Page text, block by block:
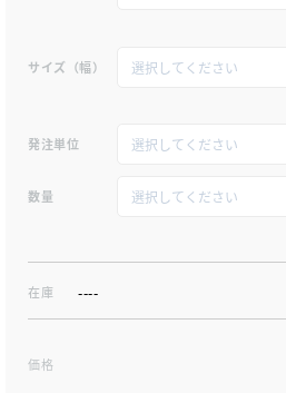
サイズ（幅）
発注単位
数量
在庫 ----
価格